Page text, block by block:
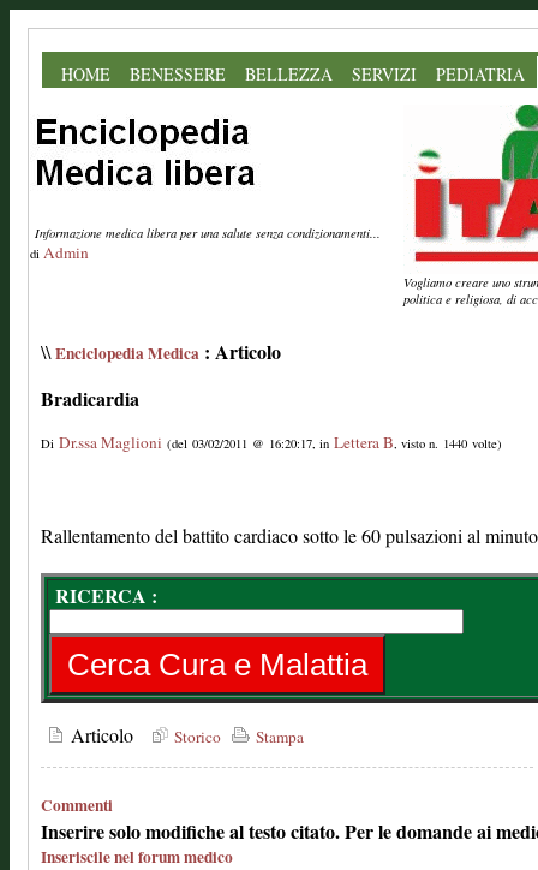
HOME BENESSERE BELLEZZA SERVIZI PEDIATRIA
Informazione medica libera per una salute senza condizionamenti...
di Admin
Vogliamo creare uno
politica e religiosa, di
\\Enciclopedia Medica : Articolo
Bradicardia
Di Dr.ssa Maglioni (del 03/02/2011 @ 16:20:17, in Lettera B, visto n. 1440 volte)
Rallentamento del battito cardiaco sotto le 60 pulsazioni al
RICERCA :
Articolo Storico Stampa
Commenti
Inserire solo modifiche al testo citato. Per le domande ai
Inseriscile nel forum medico